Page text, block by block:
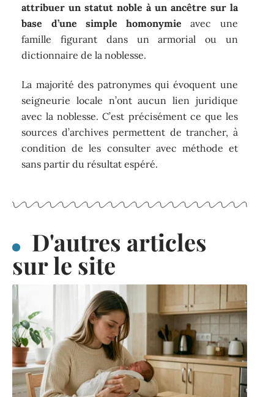
attribuer un statut noble à un ancêtre sur la
base d’une simple homonymie avec une
famille figurant dans un armorial ou un
dictionnaire de la noblesse.
La majorité des patronymes qui évoquent une
seigneurie locale n’ont aucun lien juridique
avec la noblesse. C’est précisément ce que les
sources d’archives permettent de trancher, à
condition de les consulter avec méthode et
sans partir du résultat espéré.
D'autres articles
sur le site